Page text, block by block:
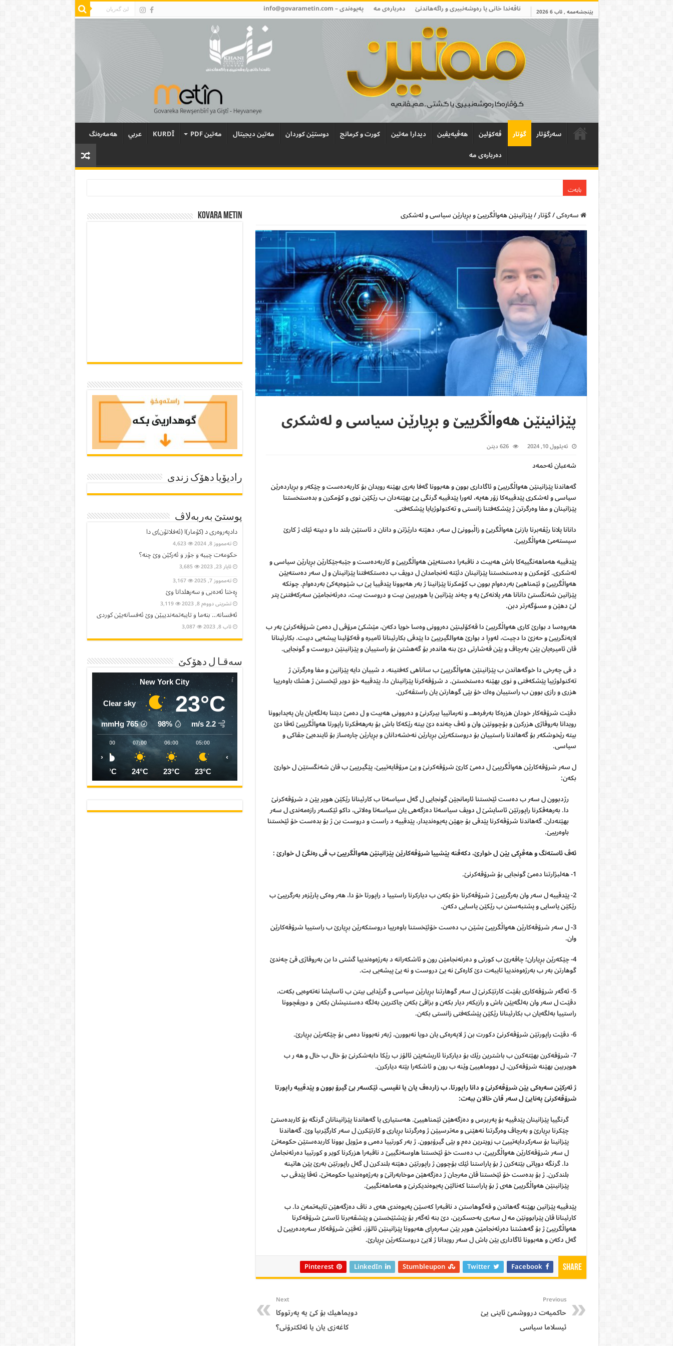
پێنجشەممە , ئاب 6 2026 ناڤەندا خانی یا رەوشەنبیری و راگەھاندنێ دەربارەی مە پەیوەندی –info@govarametin.com
سەرگۆتار گۆتار ڤەکۆلین ھەڤپەیڤین دیدارا مەتین کورت و کرمانج دوستێن کوردان مەتین دیجیتال مەتین PDF KURDÎ عربي
هەمەرەنگ
دەربارەی مە
بابەت
سەرەکی/گۆتار/پێزانينێن هەواڵگريیێ و بڕیارێن سیاسی و لەشکری
پێزانينێن هەواڵگريیێ و بڕیارێن سیاسی و لەشکری
ئەیلوول 10, 2024 626 ديتن
شەعبان ئەحمەد
گەهاندنا پێزانينێن هەواڵگرییێ و ئاگادارى بوون و هەبوونا گەفا بەرى بهێنه رويدان بۆ كاربەدەست و چێكەر و بڕياردەرێن
سياسى و لەشكرى پێدڤیيەكا زۆر هەیە، لەورا پێدڤیيه گرنگى پێ بهێتەدان ب رێكێن نوى و كۆمكرن و بدەستخستنا
پێزانينان و مفا وەرگرتن ژ پێشكەفتنا زانستى و تەكنولوژيایا پێشكەفتى.
دانانا پلانا رێڤەبرنا بازنێ هەواڵگریێ و زاڵبوونێ ل سەر، دهێته دارێژتن و دانان د ئاستێن بلند دا و دبيته ئێك ژ كارێ
سيستەمێ هەواڵگریيێ.
پێدڤیيه هەماهەنگیيه‌كا باش هەبيت د ناڤبەرا دەستەیێن هەواڵگرییێ و كاربەدەست و جێبەجێكارێن بڕيارێن سياسى و
لەشكرى. كۆمكرن و بدەستخستنا پێزانينان دئێته ئەنجامدان ل دويڤ ب دەستكەفتنا پێزانينان و ل سەر دەستەیێن
هەواڵگریيێ و ئێمناهیێ بەردەوام بوون ب كۆمكرنا پێزانينا ژ بەر هەبوونا پێدڤیيا پێ ب شێوەیه‌كێ بەردەوام. چونكە
پێزانين شەنگستێ دانانا هەر پلانەكێ يه و چەند پێزانين يا هويربين بيت و دروست بيت، دەرئەنجامێن سەركەفتنێ پتر
لێ دهێن و مسۆگەرتر دبن.
هەروەسا د بوارێ كارى هەواڵگریيێ دا ڤەكۆلينێن دەروونى وەسا خويا دكەن، مێشكێ مرۆڤى ل دەمێ شرۆڤەكرنێ بەر ب
لايەنگریيێ و حەزێ دا دچيت، لەوڕا د بوارێ هەوالگیریيێ دا پێدڤى بكارئينانا ئاميره‌ و ڤەكۆلينا پیشەيى دبیت. بكارئينانا
ڤان ئاميره‌یان يێن بەرچاڤ و يێن ڤەشارتى دێ بنه هاندەر بۆ گەهشتن بۆ راستیيان و پێزانينێن دروست و گونجایی.
د ڤى چەرخى دا خوگەهاندن ب پێزانينێن هەواڵگریيێ ب ساناهى كەفتينه، د شیيان دايه پێزانين و مفا وەرگرتن ژ
تەكنولوژیيا پێشكەفتى و نوى بهێنە دەستخستن. د شرۆڤەكرنا پێزانينان دا، پێدڤیيه خۆ دوير ئێخستن ژ هشك باوەريیا
هزری و رازى بوون ب راستیيان وەك خۆ بێى گوهارتن يان راستڤەكرن.
دڤێت شرۆڤەكار خودان هزرەكا بەرفره‌هــ و نەرماتیيا بيركرنێ و دەروونى هەبیت و ل دەمێ ديتنا بەلگه‌یان يان پەيدابوونا
رويدانا بەروڤاژى هزركرن و بۆچوونێن وان و ئەڤ چەنده دێ بيته رێكەكا باش بۆ بەرهەڤكرنا راپورتا هەواڵگریيێ ئەڤا دێ
بيته رێخوشكەر بۆ گەهاندنا راستيیان بۆ دروستكەرێن بڕيارێن نەخشه‌دانان و بڕيارێن چارەساز بۆ ئايندەیێ جڤاكى و
سياسى.
ل سەر شرۆڤەكارێن هەواڵگریيێ ل دەمێ كارێ شرۆڤەكرنێ و يێ مرۆڤايەتییێ، پێگیریيێ ب ڤان شەنگستێن ل خوارێ
بكه‌ن:
رژدبوون ل سەر ب دەست ئێخستنا ئارمانجێن گونجایی ل گەل سياسەتا ب كارئينانا رێكێن هوير يێن د شرۆڤەكرنێ
دا.بەرهەڤكرنا راپورتێن ئاسايشێ ل دويڤ سياسەتا دەزگەهی يان سياسەتا وەلاتى، داكو ئێكسەر رازەمەندى ل سەر
بهێتەدان.گەهاندنا شرۆڤەكرنا پێدڤى بۆ جهێن پەيوەنديدار، پێدڤیيه د راست و دروست بن ژ بۆ بدەست خۆ ئێخستنا
باوەریيێ.
ئەڤ ئاستەنگ و هەڤڕكی يێن ل خوارێ، دكەڤنه پێشيیا شرۆڤەكارێن پێزانينێن هەواڵگریيێ ب ڤى رەنگێ ل خوارێ :
1- هەلبژارتنا دەمێ گونجایی بۆ شرۆڤەكرنێ.
2- پێدڤیيه ل سەر وان بەرگرییێ ژ شرۆڤەكرنا خۆ بكەن ب دياركرنا راستیيا د راپورتا خۆ دا، هەر وەكى پارێزەر بەرگرییێ ب
رێكێن ياسايى و پشتبەستن ب رێكێن ياسايى دكەن.
3- ل سەر شرۆڤەكارێن هەواڵگریيێ بشێن ب دەست خۆئێخستنا باوەريیا دروستكەرێن بڕيارێ ب راستيیا شرۆڤەكارێن
وان.
4- چێكەرێن بڕياران؛ چاڤەرێ ب كورتى و دەرئەنجامێن رون و ئاشكەرانە د بەرژەوەنديیا گشتى دا بن بەروڤاژى ڤێ چەندێ
گوهارتن بەر ب بەرژەوەندیيا تايبەت دێ كارەكێ نه يێ دروست و نە یێ پيشەيى بت.
5- ئەگەر شرۆڤەكاری بڤێت كارتێكرنێ ل سەر گوهارتنا بڕيارێن سياسى و گرێدایی بيتن ب ئاسايشا نەتەوەیى بكه‌ت،
دڤێت ل سەر وان بەلگه‌یێن باش و رازیكەر ديار بكەن و بزاڤێ بکەن چاكترين بەلگه دەستنيشان بكەن و دويڤچوونا
راستیيا بەلگەيان ب بكارئينانا رێكێن پێشكەفتى زانستى بكەن.
6- دڤێت راپورتێن شرۆڤەكرنێ دكورت بن ژ لاپەرەكی يان دویا نه‌بوورن، ژبەر نەبوونا دەمى بۆ چێكەرێن بڕيارێ.
7- شرۆڤەكرن بهێتەكرن ب باشترين رێك بۆ دياركرنا ئاريشه‌یێن ئالۆز ب رێكا دابەشكرنێ بۆ خال ب خال و هه ر ب
هويربين بهێنه شرۆڤەكرن، ل دووماهيیێ وێنه ب رون و ئاشكەرا بێته دياركرن.
ژ ئەركێن سەرەكى يێن شرۆڤەكرنێ و دانا راپورتا، ب زاردهڤ يان یا نڤیسى، ئێكسەر بێ گيرۆ بوون و پێدڤیيه راپورتا
شرۆڤەكرنێ پەنايێ ل سەر ڤان خالان ببەت:
گرنگيیا پێزانينان پێدڤییه‌ بۆ پەربرس و دەزگەهێن ئێمناهییێ.هەستيارى يا گەهاندنا پێزانينانان گرنگه بۆ كاربدەستێ
چێكرنا بڕيارێ و بەرچاڤ وه‌رگرتنا نەهێنى و مەترسيێن ژ وەرگرتنا بڕيارى و كارتێكرن ل سەر كارگێرىيا وێ.گەهاندنا
پێزانينا بۆ سەركردايەتییێ ب زويترين دەم و بێى گيرۆبوون.ژ بەر كورتیيا دەمى و مژويل بوونا كاربدەستێن حكومەتێ
ل سەر شرۆڤەكارێن هەواڵگریيێ، ب دەست خۆ ئێخستنا هاوسەنگیيێ د ناڤبەرا هزركرنا كوير و كورتيیا دەرئەنجامان
دا.گرنگه دوپاتی بێتەكرن ژ بۆ پاراستنا ئێك بۆچوون ژ راپورتێن دهێته بلندكرن ل گەل راپورتێن بەرێ يێن هاتينه
بلندكرن.ژ بۆ بدەست خۆ ئێخستنا ڤان مەرجان ژ دەزگەهێن موخابه‌راتێ و بەرژەوەندیيا حكومەتێ، ئەڤا پێدڤى ب
پێزانينێن هەواڵگریيێ هەى ژ بۆ پاراستنا كەنالێن پەيوەندیكرنێ و هەماهەنگیيێ.
پێدڤيیه پێزانين بهێنه گەهاندن و ڤەگوهاستن د ناڤبەرا كەسێن پەيوەندى هەى د ناڤ دەزگەهێن تايبەتمەن دا. ب
كارئينانا ڤان پێرابوونێن مه ل سەرى بەحسكرین، دێ بنه ئەگەر بۆ پێشئێخستن و پێشڤەبرنا ئاستێ شرۆڤەكرنا
هەواڵگریيێ ژ بۆ گەهشتنا دەرئەنجامێن هوير يێن سەرەڕاى هەبوونا پێزانینێن ئالۆز، ئەڤێن شرۆڤەكار سەرەدەرییێ ل
گەل دكەن و هەبوونا ئاگادارى يێن باش ل سەر رويدانا ژ لايێ دروستكەرێن بڕيارێ.
Share
Facebook
Twitter
Stumbleupon
LinkedIn
Pinterest
Previous
حاكمیەت درووشمێ‌ ئاینی یێ‌
ئیسلاما سیاسی
Next
دویماهيك بۆ كێ يه‌ په‌رتووكا
كاغه‌زى يان يا ئه‌لكترۆنى؟
Kovara Metin
رادیۆیا دھۆک زندی
پوستێ بەربەلاڤ
دادپەروەری د (کۆمار)ا (ئەفلاتۆن)ی دا
تەممووز 8, 2024 4,623
حکومەت چییە و جۆر و ئەرکێن وێ چنە؟
ئایار 23, 2023
3,685
تەممووز 7, 2025
3,167
ڕەخنا ئەدەبی و سەرهلدانا وێ
تشرینی دووەم 8, 2023 3,119
ئەفسانە… بنەما و تایبەتمەندییێن وێ ئەفسانەیێن كوردی
ئاب 8, 2023 3,087
سەقـا ل دھۆکێ
New York City
23°C
Clear sky
2.2 m/s
98%
765
mmHg
05:00
23°C
06:00
23°C
07:00
24°C
08:00
25°C
‹ ›